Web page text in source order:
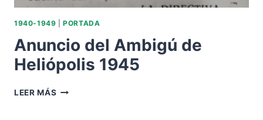
1940-1949 |PORTADA
Anuncio del Ambigú de
Heliópolis 1945
LEER MÁS ANUNCIO